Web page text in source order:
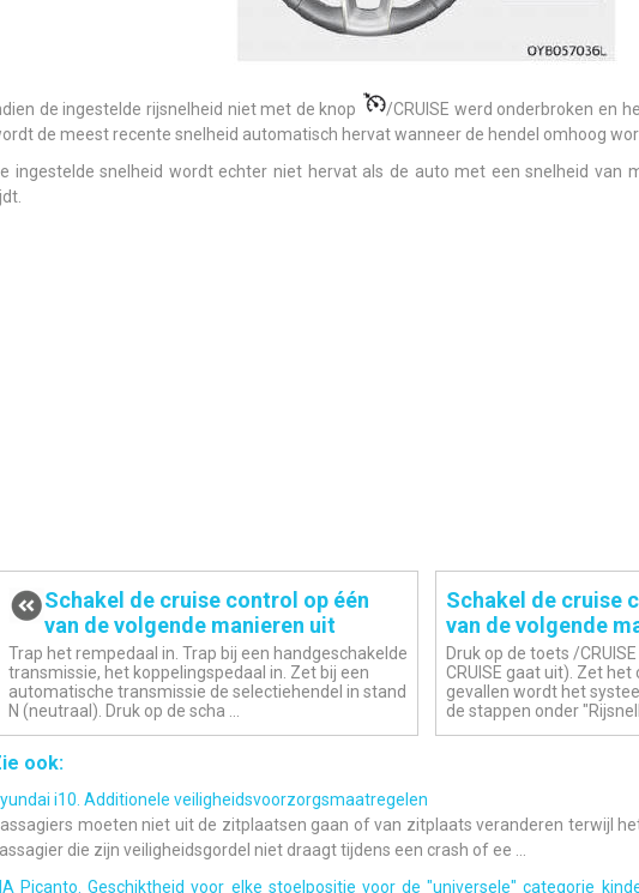
de ingestelde rijsnelheid niet met de knop
/CRUISE werd onderbroken en
de meest recente snelheid automatisch hervat wanneer de hendel omhoog
ingestelde snelheid wordt echter niet hervat als de auto met een snelheid van
Schakel de cruise control op één
van de volgende manieren uit
Trap het rempedaal in. Trap bij een handgeschakelde
transmissie, het koppelingspedaal in. Zet bij een
automatische transmissie de selectiehendel in stand
N (neutraal). Druk op de scha ...
Schakel de cruise
van de volgende
Druk op de toets /
CRUISE gaat uit). Zet
gevallen wordt het
de stappen onder
ook:
i10. Additionele veiligheidsvoorzorgsmaatregelen
moeten niet uit de zitplaatsen gaan of van zitplaats veranderen terwijl
die zijn veiligheidsgordel niet draagt tijdens een crash of ee ...
Picanto. Geschiktheid voor elke stoelpositie voor de "universele" categorie